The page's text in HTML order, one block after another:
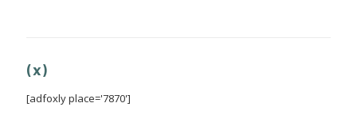
(x)
[adfoxly place='7870']